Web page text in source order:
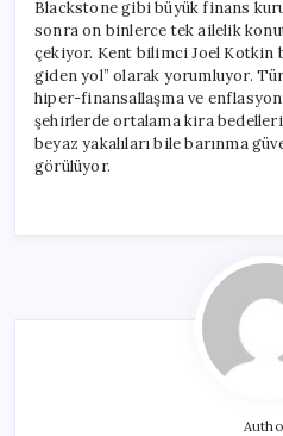
Blackstone gibi büyük finans
sonra on binlerce tek ailelik
çekiyor. Kent bilimci Joel Kotkin
giden yol” olarak yorumluyor.
hiper-finansallaşma ve
şehirlerde ortalama kira
beyaz yakalıları bile barınma
görülüyor.